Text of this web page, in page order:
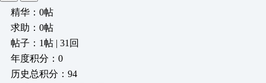
精华：0帖
求助：0帖
帖子：1帖 | 31回
年度积分：0
历史总积分：94